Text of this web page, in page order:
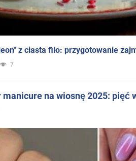
z ciasta filo: przygotowanie
7
na wiosnę 2025: pięć